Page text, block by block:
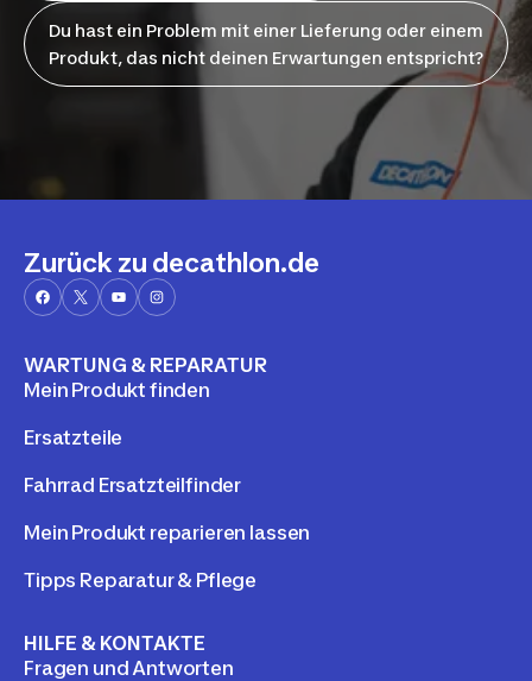
Du hast ein Problem mit einer Lieferung oder einem
Produkt, das nicht deinen Erwartungen entspricht?
Zurück zu decathlon.de
WARTUNG & REPARATUR
Mein Produkt finden
Ersatzteile
Fahrrad Ersatzteilfinder
Mein Produkt reparieren lassen
Tipps Reparatur & Pflege
HILFE & KONTAKTE
Fragen und Antworten